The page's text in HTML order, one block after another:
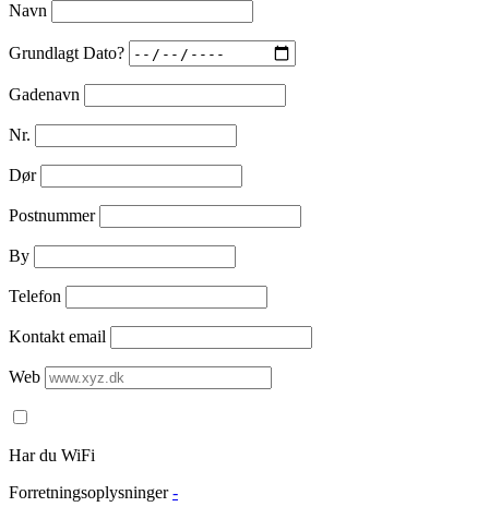
Navn
Grundlagt Dato?
Gadenavn
Nr.
Dør
Postnummer
By
Telefon
Kontakt email
Web
Har du WiFi
Forretningsoplysninger -